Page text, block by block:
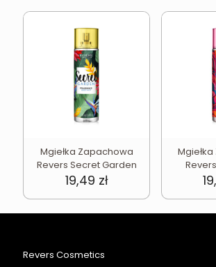
Mgiełka Zapachowa
Revers Secret Garden
19,49 zł
Revers Cosmetics